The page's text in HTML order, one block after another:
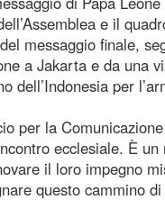
e il
messaggio finale,
a Jakarta e da una
dell’Indonesia per
per la
ecclesiale. È
il loro impegno
questo cammino